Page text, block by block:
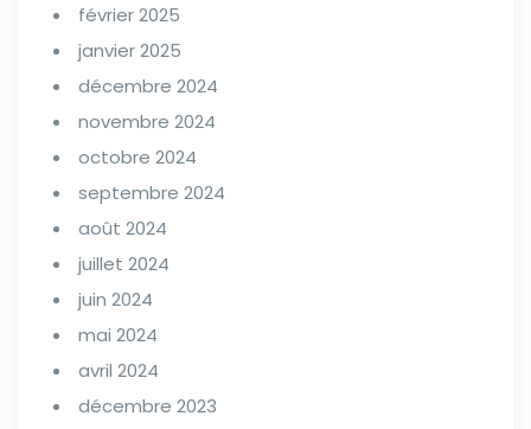
février 2025
janvier 2025
décembre 2024
novembre 2024
octobre 2024
septembre 2024
août 2024
juillet 2024
juin 2024
mai 2024
avril 2024
décembre 2023